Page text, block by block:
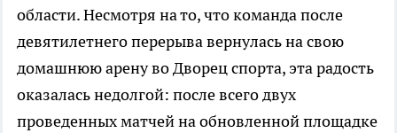
области. Несмотря на то, что команда после
девятилетнего перерыва вернулась на свою
домашнюю арену во Дворец спорта, эта радость
оказалась недолгой: после всего двух
проведенных матчей на обновленной площадке